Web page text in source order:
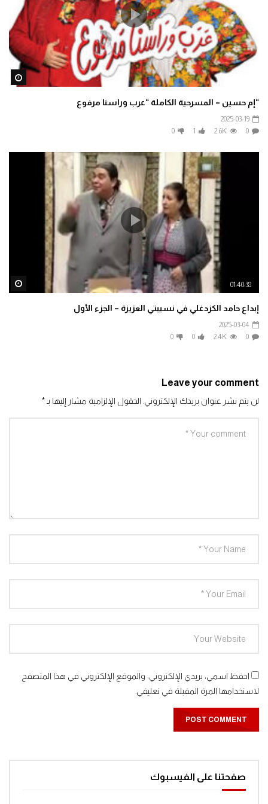
“إم حسين – المسرحية الكاملة “عرب وراسنا مرفوع
2025-03-19
0
2.6K
1
0
01:40:38
إبداع حامد الكزدغلي في نسيبتي العزيزة – الجزء الأول
2025-03-04
0
2.4K
0
0
Leave your comment
لن يتم نشر عنوان بريدك الإلكتروني. الحقول الإلزامية مشار إليها بـ *
احفظ اسمي، بريدي الإلكتروني، والموقع الإلكتروني في هذا المتصفح
لاستخدامها المرة المقبلة في تعليقي.
صفحتنا على الفيسبوك